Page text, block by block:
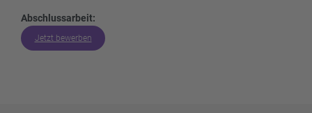
Abschlussarbeit:
Jetzt bewerben